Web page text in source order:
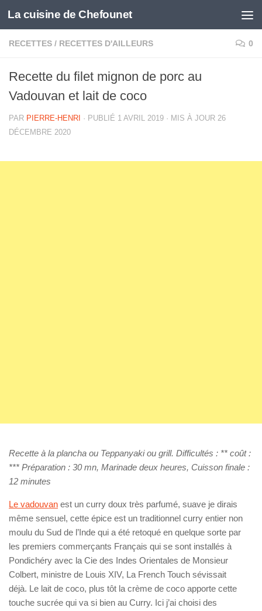
Skip to content
La cuisine de Chefounet
RECETTES / RECETTES D'AILLEURS 0
Recette du filet mignon de porc au
Vadouvan et lait de coco
PAR PIERRE-HENRI · PUBLIÉ 1 AVRIL 2019 · MIS À JOUR 26
DÉCEMBRE 2020
Recette à la plancha ou Teppanyaki ou grill. Difficultés : ** coût :
*** Préparation : 30 mn, Marinade deux heures, Cuisson finale :
12 minutes
Le vadouvan est un curry doux très parfumé, suave je dirais
même sensuel, cette épice est un traditionnel curry entier non
moulu du Sud de l’Inde qui a été retoqué en quelque sorte par
les premiers commerçants Français qui se sont installés à
Pondichéry avec la Cie des Indes Orientales de Monsieur
Colbert, ministre de Louis XIV, La French Touch sévissait
déjà. Le lait de coco, plus tôt la crème de coco apporte cette
touche sucrée qui va si bien au Curry. Ici j’ai choisi des